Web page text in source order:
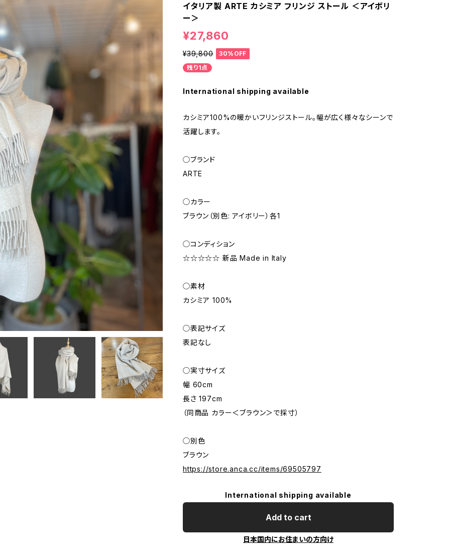
イタリア製 ARTE カシミア フリンジ ストール ＜アイボリ
ー＞
¥27,860
¥39,800
30%OFF
残り1点
International shipping available
カシミア100%の暖かいフリンジストール。幅が広く様々なシーンで
活躍します。
◯ブランド
ARTE
◯カラー
ブラウン（別色: アイボリー）各1
◯コンディション
☆☆☆☆☆ 新品 Made in Italy
◯素材
カシミア 100%
◯表記サイズ
表記なし
◯実寸サイズ
幅 60cm
長さ 197cm
（同商品 カラー＜ブラウン＞で採寸）
◯別色
ブラウン
https://store.anca.cc/items/69505797
International shipping available
Add to cart
日本国内にお住まいの方向け